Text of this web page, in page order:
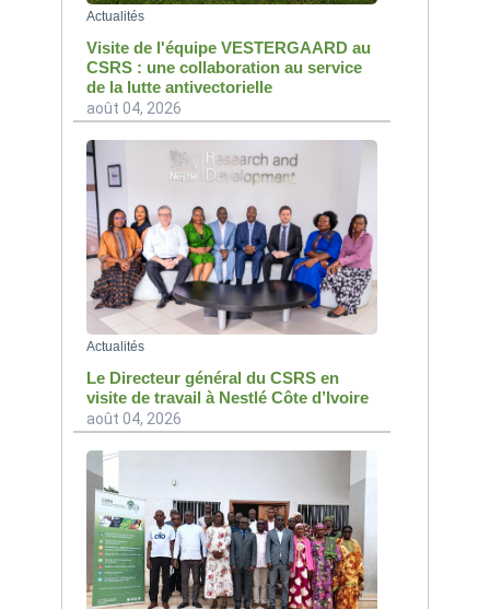
Actualités
Visite de l'équipe VESTERGAARD au
CSRS : une collaboration au service
de la lutte antivectorielle
août 04, 2026
Actualités
Le Directeur général du CSRS en
visite de travail à Nestlé Côte d’Ivoire
août 04, 2026